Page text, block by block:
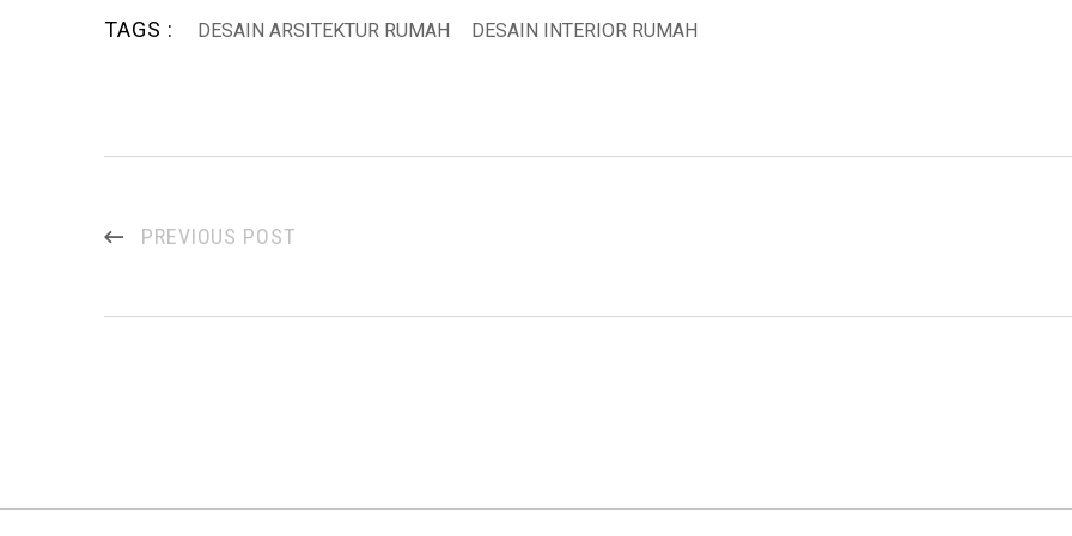
TAGS : DESAIN ARSITEKTUR RUMAH DESAIN INTERIOR RUMAH
PREVIOUS POST